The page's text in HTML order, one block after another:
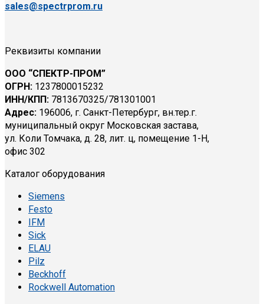
sales@spectrprom.ru
Реквизиты компании
ООО “СПЕКТР-ПРОМ”
ОГРН: 1237800015232
ИНН/КПП: 7813670325/781301001
Адрес: 196006, г. Санкт-Петербург, вн.тер.г.
муниципальный округ Московская застава,
ул. Коли Томчака, д. 28, лит. ц, помещение 1-Н,
офис 302
Каталог оборудования
Siemens
Festo
IFM
Sick
ELAU
Pilz
Beckhoff
Rockwell Automation